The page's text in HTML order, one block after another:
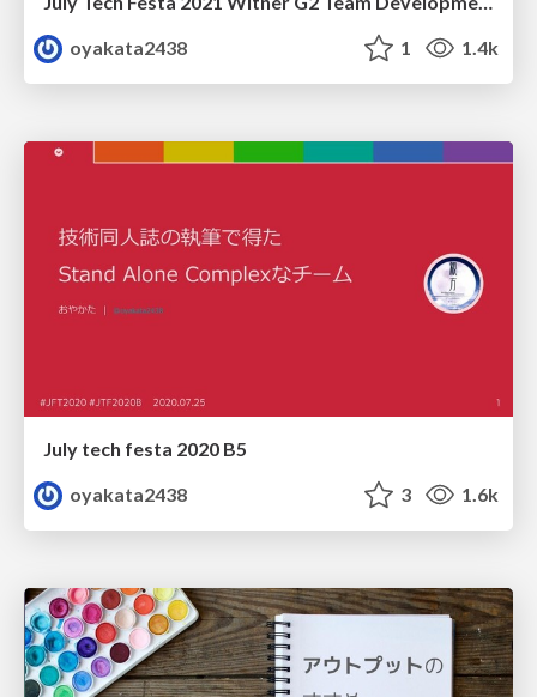
oyakata2438
1 1.4k
July tech festa 2020 B5
oyakata2438
3 1.6k